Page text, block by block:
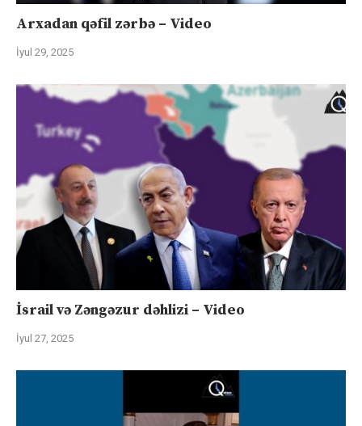
Arxadan qəfil zərbə – Video
İyul 29, 2025
İsrail və Zəngəzur dəhlizi – Video
İyul 27, 2025